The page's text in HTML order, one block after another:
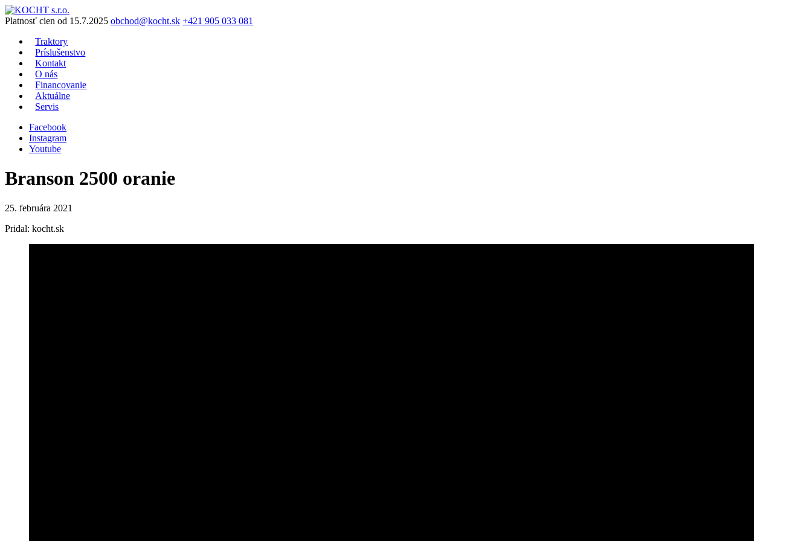
Preskočiť
na
Platnosť cien od 15.7.2025 obchod@kocht.sk +421 905 033 081
Traktory
Príslušenstvo
Kontakt
O nás
Financovanie
Aktuálne
Servis
Facebook
Instagram
Youtube
Branson 2500 oranie
25. februára 2021
Pridal: kocht.sk